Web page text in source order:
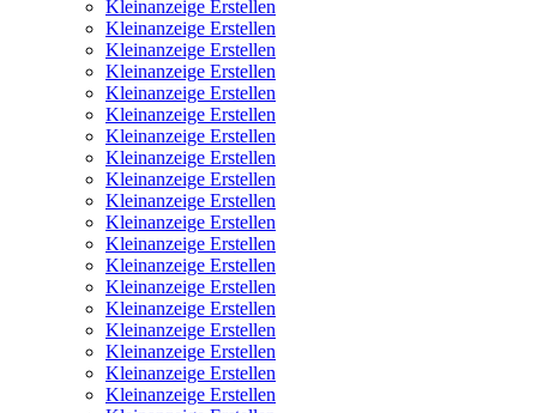
Kleinanzeige Erstellen
Kleinanzeige Erstellen
Kleinanzeige Erstellen
Kleinanzeige Erstellen
Kleinanzeige Erstellen
Kleinanzeige Erstellen
Kleinanzeige Erstellen
Kleinanzeige Erstellen
Kleinanzeige Erstellen
Kleinanzeige Erstellen
Kleinanzeige Erstellen
Kleinanzeige Erstellen
Kleinanzeige Erstellen
Kleinanzeige Erstellen
Kleinanzeige Erstellen
Kleinanzeige Erstellen
Kleinanzeige Erstellen
Kleinanzeige Erstellen
Kleinanzeige Erstellen